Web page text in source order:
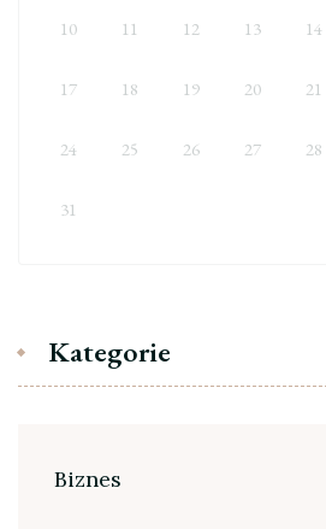
10 11 12 13 14
17 18 19 20 21
24 25 26 27 28
31
Kategorie
Biznes